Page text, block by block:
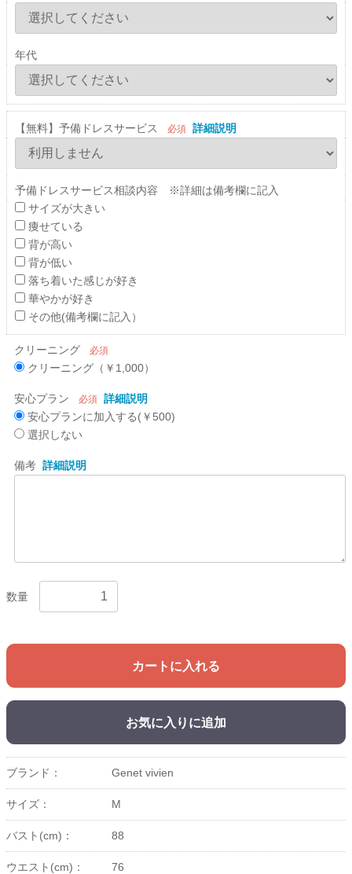
年代
【無料】予備ドレスサービス 必須 詳細説明
予備ドレスサービス相談内容 ※詳細は備考欄に記入
サイズが大きい
痩せている
背が高い
背が低い
落ち着いた感じが好き
華やかが好き
その他(備考欄に記入）
クリーニング 必須
クリーニング（￥1,000）
安心プラン 必須 詳細説明
安心プランに加入する(￥500)
選択しない
備考 詳細説明
数量
カートに入れる
お気に入りに追加
ブランド： Genet vivien
サイズ： M
バスト(cm)： 88
ウエスト(cm)： 76